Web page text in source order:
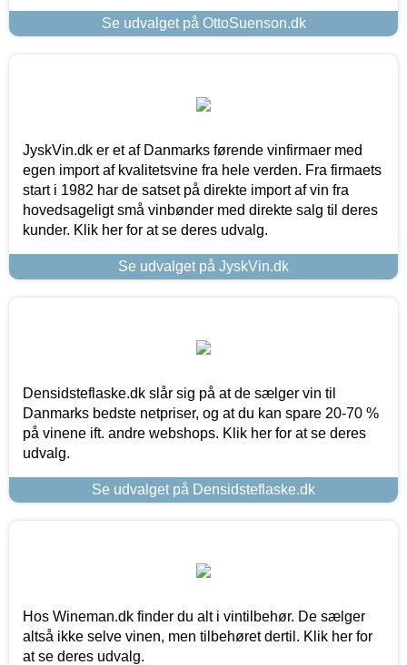
Se udvalget på OttoSuenson.dk
JyskVin.dk er et af Danmarks førende vinfirmaer med
egen import af kvalitetsvine fra hele verden. Fra firmaets
start i 1982 har de satset på direkte import af vin fra
hovedsageligt små vinbønder med direkte salg til deres
kunder. Klik her for at se deres udvalg.
Se udvalget på JyskVin.dk
Densidsteflaske.dk slår sig på at de sælger vin til
Danmarks bedste netpriser, og at du kan spare 20-70 %
på vinene ift. andre webshops. Klik her for at se deres
udvalg.
Se udvalget på Densidsteflaske.dk
Hos Wineman.dk finder du alt i vintilbehør. De sælger
altså ikke selve vinen, men tilbehøret dertil. Klik her for
at se deres udvalg.